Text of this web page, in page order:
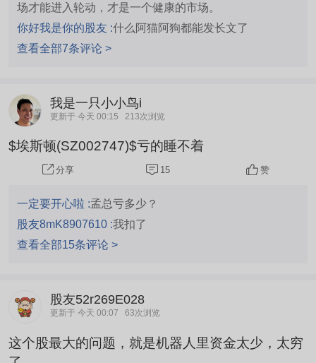
场才能进入轮动，才是一个健康的市场。
你好我是你的股友 :什么阿猫阿狗都能发长文了
查看全部7条评论 >
我是一只小小鸟i
更新于 今天 00:15 213次浏览
$埃斯顿(SZ002747)$亏的睡不着
分享 15 赞
一定要开心啦 :孟总亏多少？
股友8mK8907610 :我扣了
查看全部15条评论 >
股友52r269E028
更新于 今天 00:07 63次浏览
这个股最大的问题，就是机器人里资金太少，太穷